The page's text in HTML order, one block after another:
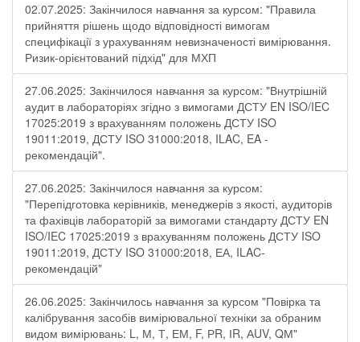
02.07.2025: Закінчилося навчання за курсом: "Правила
прийняття рішень щодо відповідності вимогам
специфікації з урахуванням невизначеності вимірювання.
Ризик-орієнтований підхід" для МХП
27.06.2025: Закінчилося навчання за курсом: "Внутрішній
аудит в лабораторіях згідно з вимогами ДСТУ EN ISO/IEC
17025:2019 з врахуванням положень ДСТУ ISO
19011:2019, ДСТУ ISO 31000:2018, ILAC, EA -
рекомендацій".
27.06.2025: Закінчилося навчання за курсом:
"Перепідготовка керівників, менеджерів з якості, аудиторів
та фахівців лабораторій за вимогами стандарту ДСТУ EN
ISO/IEC 17025:2019 з врахуванням положень ДСТУ ISO
19011:2019, ДСТУ ISO 31000:2018, ЕА, ILAC-
рекомендацій"
26.06.2025: Закінчилось навчання за курсом "Повірка та
калібрування засобів вимірювальної техніки за обраним
видом вимірювань: L, М, Т, ЕМ, F, РR, ІR, АUV, QМ"